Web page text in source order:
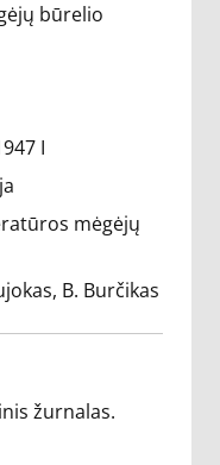
būrelio
I
mėgėjų
B. Burčikas
žurnalas.